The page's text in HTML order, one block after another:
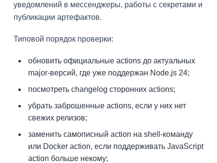
уведомлений в мессенджеры, работы с секретами и
публикации артефактов.
Типовой порядок проверки:
обновить официальные actions до актуальных
major-версий, где уже поддержан Node.js 24;
посмотреть changelog сторонних actions;
убрать заброшенные actions, если у них нет
свежих релизов;
заменить самописный action на shell-команду
или Docker action, если поддерживать JavaScript
action больше некому;